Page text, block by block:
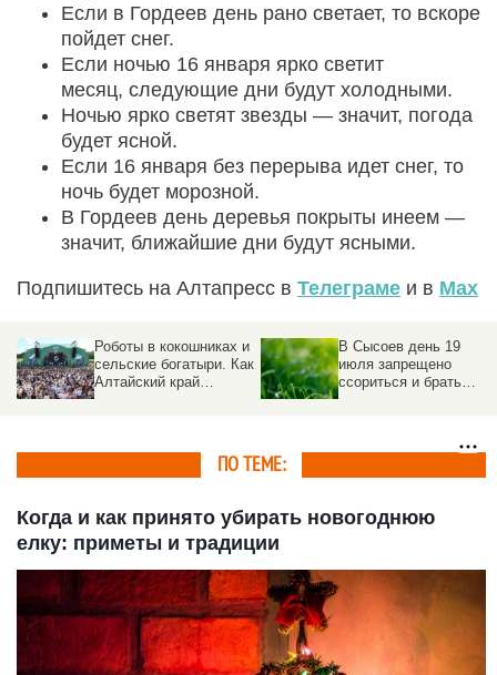
Если в Гордеев день рано светает, то вскоре
пойдет снег.
Если ночью 16 января ярко светит
месяц, следующие дни будут холодными.
Ночью ярко светят звезды — значит, погода
будет ясной.
Если 16 января без перерыва идет снег, то
ночь будет морозной.
В Гордеев день деревья покрыты инеем —
значит, ближайшие дни будут ясными.
Подпишитесь на Алтапресс в Телеграме и в Max
Роботы в кокошниках и
сельские богатыри. Как
Алтайский край
В Сысоев день 19
июля запрещено
ссориться и брать
ПО ТЕМЕ:
Когда и как принято убирать новогоднюю
елку: приметы и традиции